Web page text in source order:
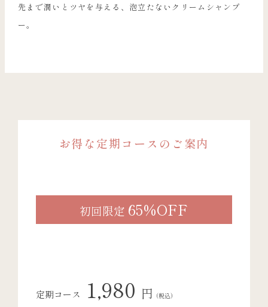
先まで潤いとツヤを与える、泡立たないクリームシャンプ
ー。
お得な定期コースのご案内
初回限定 65%OFF
定期コース 1,980 円 （税込）